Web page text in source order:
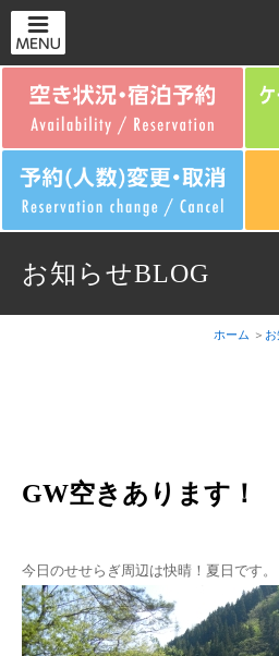
お知らせBLOG
ホーム
GW空きあります！
今日のせせらぎ周辺は快晴！夏日です。